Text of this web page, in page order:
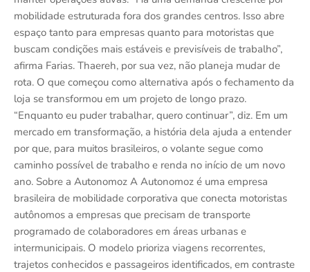
mobilidade estruturada fora dos grandes centros. Isso abre
espaço tanto para empresas quanto para motoristas que
buscam condições mais estáveis e previsíveis de trabalho”,
afirma Farias. Thaereh, por sua vez, não planeja mudar de
rota. O que começou como alternativa após o fechamento da
loja se transformou em um projeto de longo prazo.
“Enquanto eu puder trabalhar, quero continuar”, diz. Em um
mercado em transformação, a história dela ajuda a entender
por que, para muitos brasileiros, o volante segue como
caminho possível de trabalho e renda no início de um novo
ano. Sobre a Autonomoz A Autonomoz é uma empresa
brasileira de mobilidade corporativa que conecta motoristas
autônomos a empresas que precisam de transporte
programado de colaboradores em áreas urbanas e
intermunicipais. O modelo prioriza viagens recorrentes,
trajetos conhecidos e passageiros identificados, em contraste